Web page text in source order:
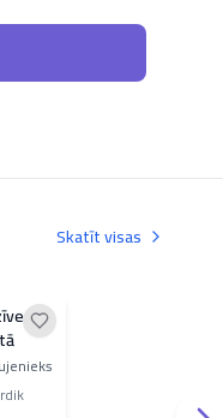
Skatīt visas